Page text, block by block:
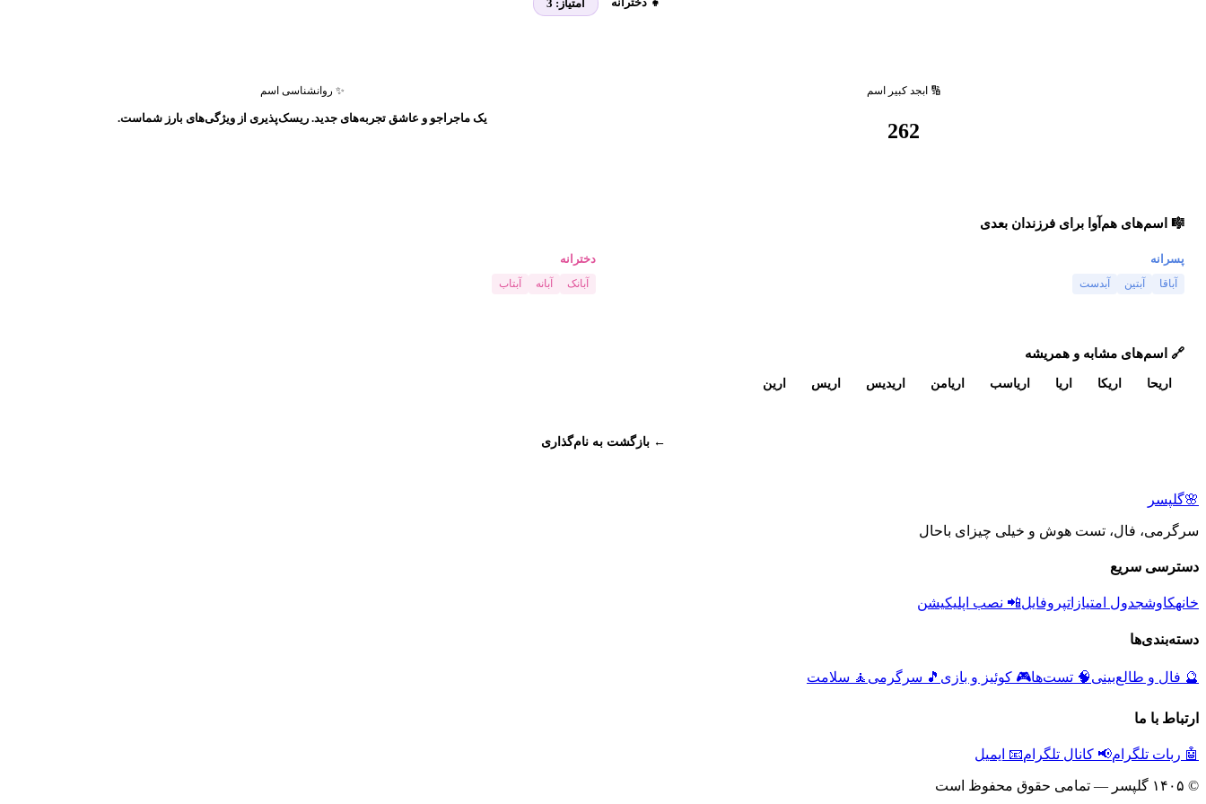
امتیاز: 3
🔢 ابجد کبیر اسم
262
✨ روانشناسی اسم
یک ماجراجو و عاشق تجربه‌های جدید. ریسک‌پذیری از ویژگی‌های بارز شماست.
🎼 اسم‌های هم‌آوا برای فرزندان بعدی
پسرانه
آباقا آبتین آبدست
دخترانه
آبانک آبانه آبتاب
🔗 اسم‌های مشابه و همریشه
اریحا اریکا اریا اریاسب اریامن اریدیس اریس ارین
← بازگشت به نام‌گذاری
🌸گلپسر
سرگرمی، فال، تست هوش و خیلی چیزای باحال
دسترسی سریع
خانهکاوشجدول امتیازاتپروفایل📲 نصب اپلیکیشن
دسته‌بندی‌ها
🔮 فال و طالع‌بینی🧠 تست‌ها🎮 کوئیز و بازی 🎵 سرگرمی 🧘 سلامت
ارتباط با ما
🤖 ربات تلگرام📢 کانال تلگرام📧 ایمیل
© ۱۴۰۵ گلپسر — تمامی حقوق محفوظ است